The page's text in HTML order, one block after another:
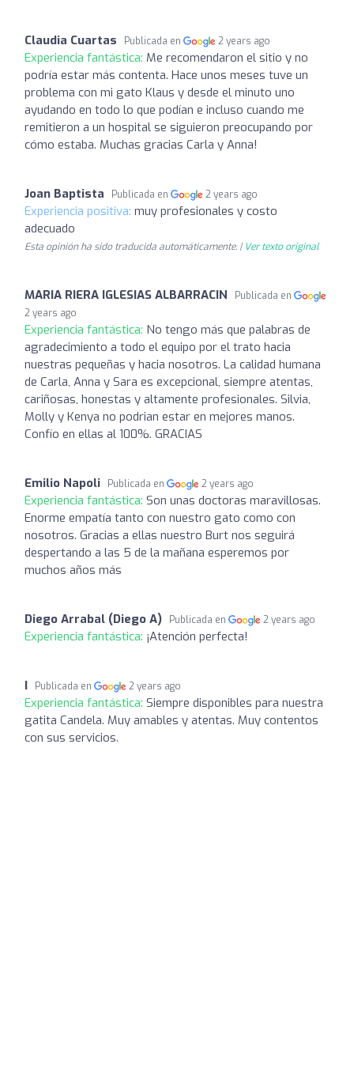
Claudia Cuartas Publicada en 2 years ago
Experiencia fantástica: Me recomendaron el sitio y no
podría estar más contenta. Hace unos meses tuve un
problema con mi gato Klaus y desde el minuto uno
ayudando en todo lo que podían e incluso cuando me
remitieron a un hospital se siguieron preocupando por
cómo estaba. Muchas gracias Carla y Anna!
Joan Baptista Publicada en 2 years ago
Experiencia positiva: muy profesionales y costo
adecuado
Esta opinión ha sido traducida automáticamente. | Ver texto original
MARIA RIERA IGLESIAS ALBARRACIN
Publicada en
2 years ago
Experiencia fantástica: No tengo más que palabras de
agradecimiento a todo el equipo por el trato hacia
nuestras pequeñas y hacia nosotros. La calidad humana
de Carla, Anna y Sara es excepcional, siempre atentas,
cariñosas, honestas y altamente profesionales. Silvia,
Molly y Kenya no podrian estar en mejores manos.
Confío en ellas al 100%. GRACIAS
Emilio Napoli Publicada en 2 years ago
Experiencia fantástica: Son unas doctoras maravillosas.
Enorme empatía tanto con nuestro gato como con
nosotros. Gracias a ellas nuestro Burt nos seguirá
despertando a las 5 de la mañana esperemos por
muchos años más
Diego Arrabal (Diego A) Publicada en 2 years ago
Experiencia fantástica: ¡Atención perfecta!
I Publicada en 2 years ago
Experiencia fantástica: Siempre disponibles para nuestra
gatita Candela. Muy amables y atentas. Muy contentos
con sus servicios.